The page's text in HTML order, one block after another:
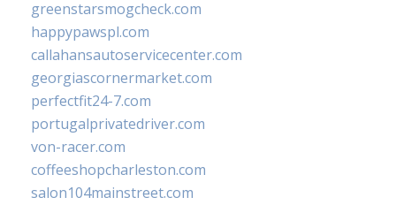
greenstarsmogcheck.com
happypawspl.com
callahansautoservicecenter.com
georgiascornermarket.com
perfectfit24-7.com
portugalprivatedriver.com
von-racer.com
coffeeshopcharleston.com
salon104mainstreet.com